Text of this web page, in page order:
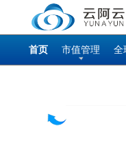
首页 市值管理 全